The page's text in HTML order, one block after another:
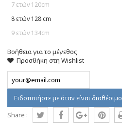
7 ετών 120cm
8 ετών 128 cm
9 ετών 134cm
Βοήθεια για το μέγεθος
Προσθήκη στη Wishlist
Ειδοποιήστε με όταν είναι διαθέσιμο
Share :